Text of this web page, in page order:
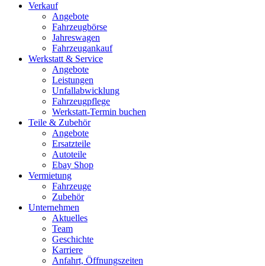
Verkauf
Angebote
Fahrzeugbörse
Jahreswagen
Fahrzeugankauf
Werkstatt & Service
Angebote
Leistungen
Unfallabwicklung
Fahrzeugpflege
Werkstatt-Termin buchen
Teile & Zubehör
Angebote
Ersatzteile
Autoteile
Ebay Shop
Vermietung
Fahrzeuge
Zubehör
Unternehmen
Aktuelles
Team
Geschichte
Karriere
Anfahrt, Öffnungszeiten